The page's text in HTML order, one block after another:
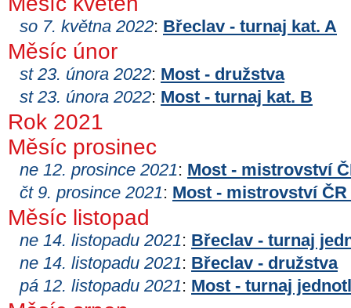
so 7. května 2022: Břeclav - turnaj kat. A
Měsíc únor
st 23. února 2022: Most - družstva
st 23. února 2022: Most - turnaj kat. B
Rok 2021
Měsíc prosinec
ne 12. prosince 2021: Most - mistrovství
čt 9. prosince 2021: Most - mistrovství ČR
Měsíc listopad
ne 14. listopadu 2021: Břeclav - turnaj
ne 14. listopadu 2021: Břeclav - družstva
pá 12. listopadu 2021: Most - turnaj